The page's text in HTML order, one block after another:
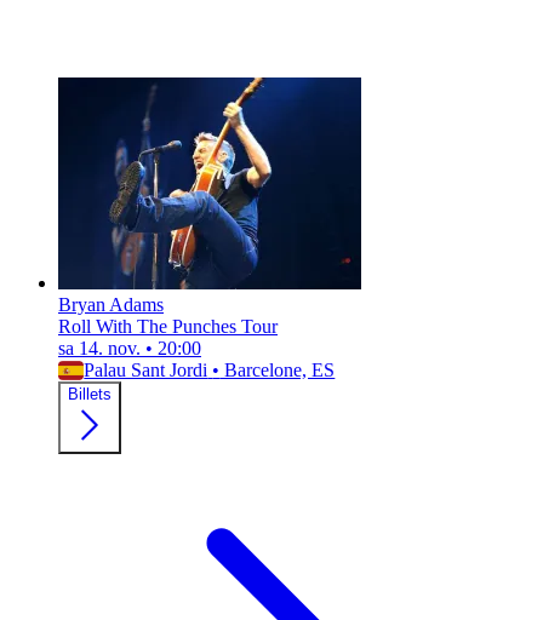
Bryan Adams
Roll With The Punches Tour
sa 14. nov. • 20:00
Palau Sant Jordi • Barcelone, ES
Billets